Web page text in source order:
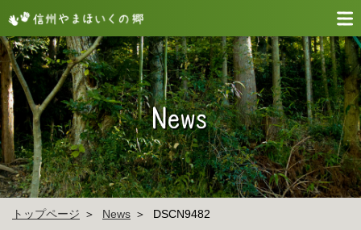
トップページ News DSCN9482